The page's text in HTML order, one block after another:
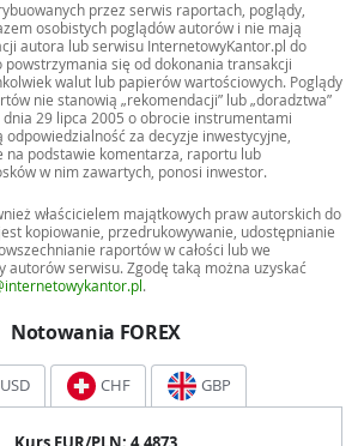
przez serwis raportach, poglądy,
osobistych poglądów autorów i nie mają
autora lub serwisu InternetowyKantor.pl do
powstrzymania się od dokonania transakcji
walut lub papierów wartościowych. Poglądy
nie stanowią „rekomendacji” lub „doradztwa”
29 lipca 2005 o obrocie instrumentami
odpowiedzialność za decyzje inwestycyjne,
na podstawie komentarza, raportu lub
w nim zawartych, ponosi inwestor.
właścicielem majątkowych praw autorskich do
kopiowanie, przedrukowywanie, udostępnianie
raportów w całości lub we
autorów serwisu. Zgodę taką można uzyskać
.
Notowania FOREX
USD CHF GBP